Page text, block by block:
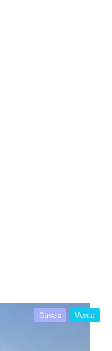
Casas Venta